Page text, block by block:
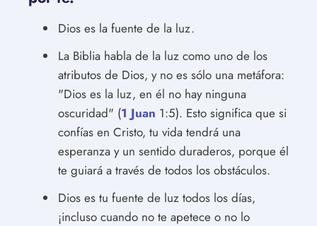
Dios es la fuente de la luz.
La Biblia habla de la luz como uno de los
atributos de Dios, y no es sólo una metáfora:
"Dios es la luz, en él no hay ninguna
oscuridad" (1 Juan 1:5). Esto significa que si
confías en Cristo, tu vida tendrá una
esperanza y un sentido duraderos, porque él
te guiará a través de todos los obstáculos.
Dios es tu fuente de luz todos los días,
¡incluso cuando no te apetece o no lo